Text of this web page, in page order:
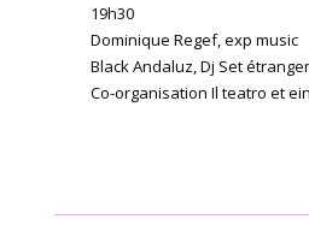
19h30
Dominique Regef, exp music
Black Andaluz, Dj Set
Co-organisation Il teatro et